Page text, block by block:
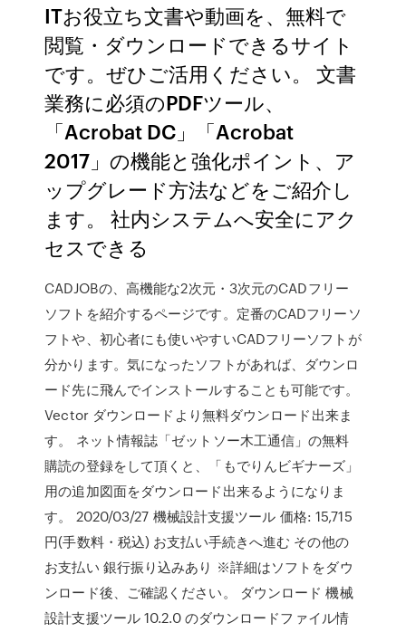
ITお役立ち文書や動画を、無料で
閲覧・ダウンロードできるサイト
です。ぜひご活用ください。 文書
業務に必須のPDFツール、
「Acrobat DC」「Acrobat
2017」の機能と強化ポイント、ア
ップグレード方法などをご紹介し
ます。 社内システムへ安全にアク
セスできる
CADJOBの、高機能な2次元・3次元のCADフリー
ソフトを紹介するページです。定番のCADフリーソ
フトや、初心者にも使いやすいCADフリーソフトが
分かります。気になったソフトがあれば、ダウンロ
ード先に飛んでインストールすることも可能です。
Vector ダウンロードより無料ダウンロード出来ま
す。 ネット情報誌「ゼットソー木工通信」の無料
購読の登録をして頂くと、「もでりんビギナーズ」
用の追加図面をダウンロード出来るようになりま
す。 2020/03/27 機械設計支援ツール 価格: 15,715
円(手数料・税込) お支払い手続きへ進む その他の
お支払い 銀行振り込みあり ※詳細はソフトをダウ
ンロード後、ご確認ください。 ダウンロード 機械
設計支援ツール 10.2.0 のダウンロードファイル情